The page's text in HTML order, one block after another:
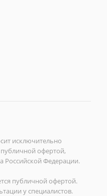
исключительно
офертой,
Российской Федерации.
публичной офертой.
у специалистов.